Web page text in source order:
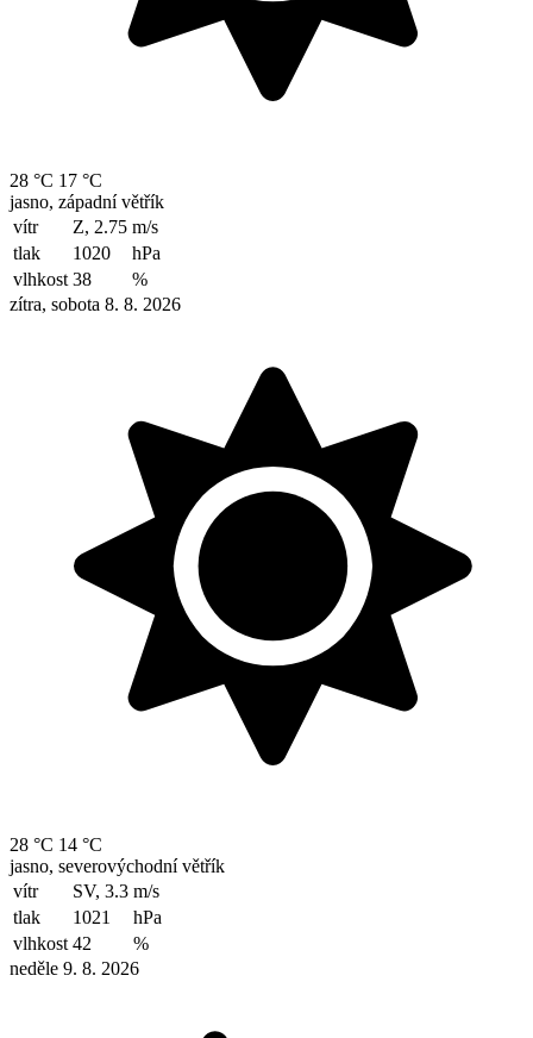
28 °C 17 °C
jasno, západní větřík
vítr
Z, 2.75 m/s
tlak
1020
hPa
vlhkost 38
%
zítra, sobota 8. 8. 2026
28 °C 14 °C
jasno, severovýchodní větřík
vítr
SV, 3.3 m/s
tlak
1021
hPa
vlhkost 42
%
neděle 9. 8. 2026